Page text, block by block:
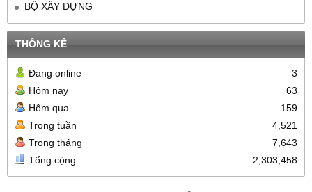
BỘ XÂY DỰNG
THỐNG KÊ
Đang online
3
Hôm nay
63
Hôm qua
159
Trong tuần
4,521
Trong tháng
7,643
Tổng cộng
2,303,458